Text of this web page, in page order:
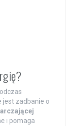
jest zadbanie o
i pomaga